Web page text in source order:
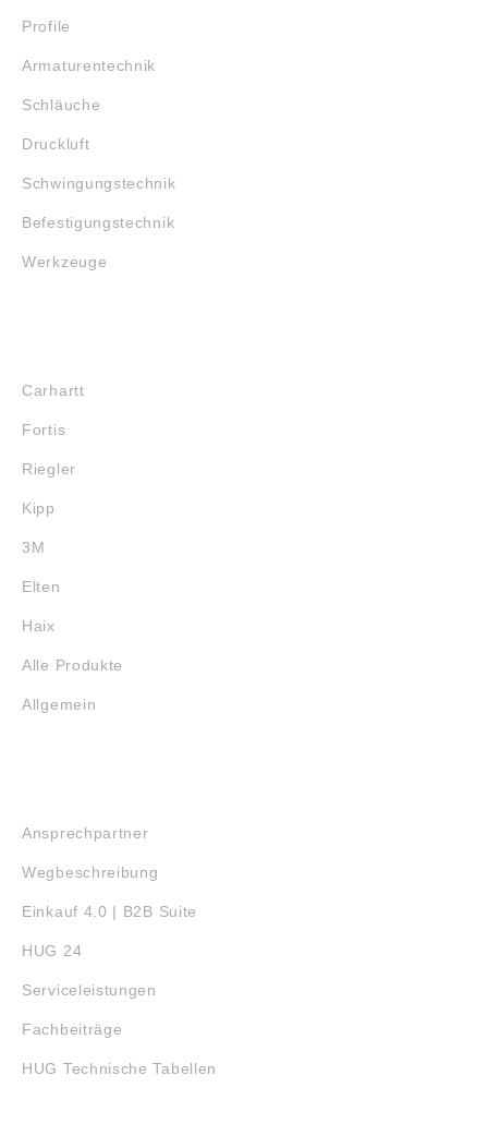
Profile
Armaturentechnik
Schläuche
Druckluft
Schwingungstechnik
Befestigungstechnik
Werkzeuge
Carhartt
Fortis
Riegler
Kipp
3M
Elten
Haix
Alle Produkte
Allgemein
Ansprechpartner
Wegbeschreibung
Einkauf 4.0 | B2B Suite
HUG 24
Serviceleistungen
Fachbeiträge
HUG Technische Tabellen